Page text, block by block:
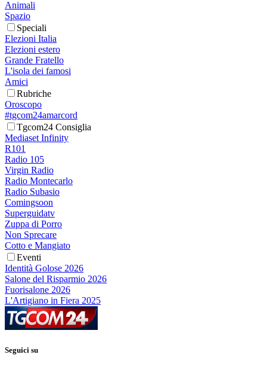
Animali
Spazio
Speciali
Elezioni Italia
Elezioni estero
Grande Fratello
L'isola dei famosi
Amici
Rubriche
Oroscopo
#tgcom24amarcord
Tgcom24 Consiglia
Mediaset Infinity
R101
Radio 105
Virgin Radio
Radio Montecarlo
Radio Subasio
Comingsoon
Superguidatv
Zuppa di Porro
Non Sprecare
Cotto e Mangiato
Eventi
Identità Golose 2026
Salone del Risparmio 2026
Fuorisalone 2026
L'Artigiano in Fiera 2025
Seguici su